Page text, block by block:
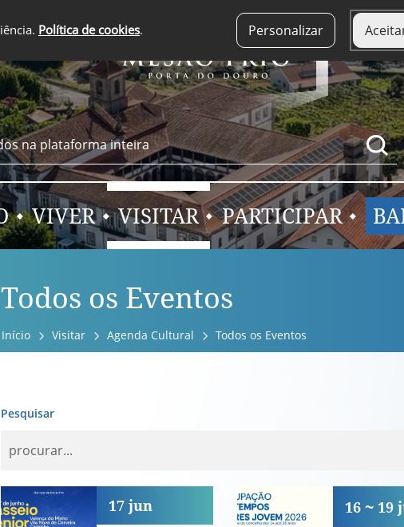
Política de cookies. Personalizar
VIVER VISITAR PARTICIPAR
Todos os Eventos
Início Visitar Agenda Cultural Todos os Eventos
Pesquisar
Passeio Sénior Anual 2026
17 jun Inscrições -
16 19